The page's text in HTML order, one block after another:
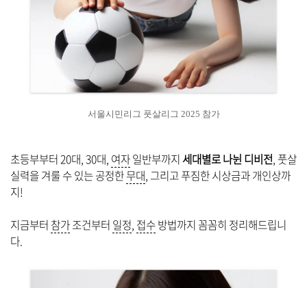
서울시민리그 풋살리그 2025 참가
초등부부터 20대, 30대, 여자일반부까지세대별로 나뉜 디비전, 풋살
실력을 겨룰 수 있는 공정한무대, 그리고 푸짐한 시상금과 개인상까
지!
지금부터 참가조건부터 일정, 접수방법까지 꼼꼼히 정리해드립니
다.